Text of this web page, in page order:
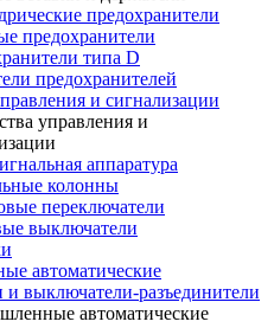
предохранители
предохранители
типа D
предохранителей
и сигнализации
управления и
аппаратура
колонны
переключатели
выключатели
автоматические
и выключатели-разъединители
автоматические